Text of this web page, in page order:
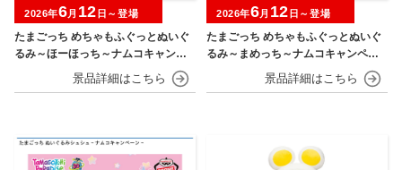
たまごっち めちゃもふぐっとぬいぐ
るみ～ほーほっち～ナムコキャンペ
2026年6月 12 日～登場
たまごっち めちゃもふぐっとぬいぐ
るみ～まめっち～ナムコキャンペー
2026年6月 12 日～登場